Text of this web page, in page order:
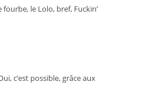
le Lolo, bref, Fuckin’
c’est possible, grâce aux